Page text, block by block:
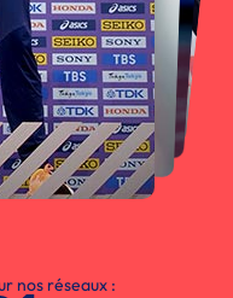
nos réseaux :